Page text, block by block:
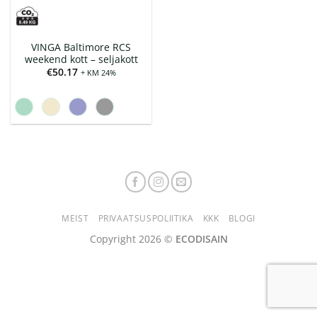
VINGA Baltimore RCS
weekend kott – seljakott
€50.17 + KM 24%
MEIST PRIVAATSUSPOLIITIKA KKK BLOGI
Copyright 2026 © ECODISAIN